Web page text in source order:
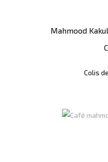
Mahmood
Colis